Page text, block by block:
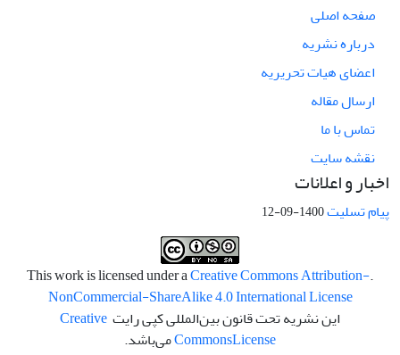
صفحه اصلی
درباره نشریه
اعضای هیات تحریریه
ارسال مقاله
تماس با ما
نقشه سایت
اخبار و اعلانات
پیام تسلیت1400-09-12
.This work is licensed under a
Creative Commons Attribution-
NonCommercial-ShareAlike 4.0 International License
این نشریه تحت قانون بین‌المللی کپی رایت Creative
CommonsLicense می‌باشد.